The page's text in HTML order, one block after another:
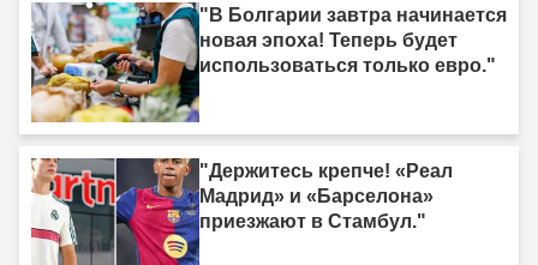
"В Болгарии завтра начинается
новая эпоха! Теперь будет
использоваться только евро."
"Держитесь крепче! «Реал
Мадрид» и «Барселона»
приезжают в Стамбул."